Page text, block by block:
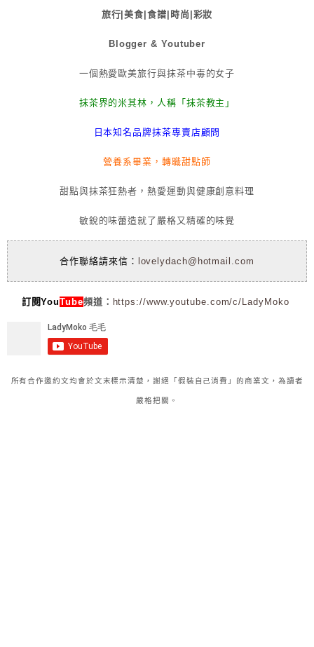
旅行|美食|食譜|時尚|彩妝
Blogger & Youtuber
一個熱愛歐美旅行與抹茶中毒的女子
抹茶界的米其林，人稱「抹茶教主」
日本知名品牌抹茶專賣店顧問
營養系畢業，轉職甜點師
甜點與抹茶狂熱者，熱愛運動與健康創意料理
敏銳的味蕾造就了嚴格又精確的味覺
合作聯絡請來信： lovelydach@hotmail.com
訂閱YouTube頻道： https://www.youtube.com/c/LadyMoko
所有合作邀約文均會於文末標示清楚，謝絕「假裝自己消費」的商業文，為讀者
嚴格把關。